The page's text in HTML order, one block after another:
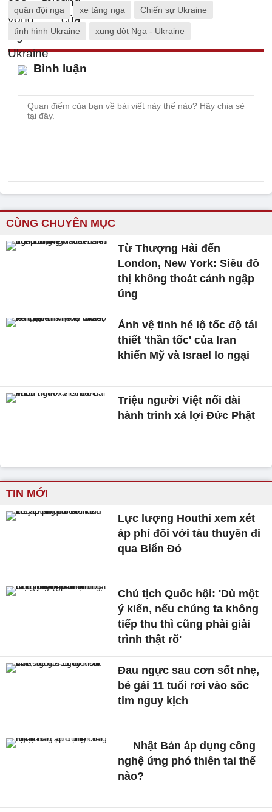
quân đội nga xe tăng nga Chiến sự Ukraine
tình hình Ukraine xung đột Nga - Ukraine
Bình luận
CÙNG CHUYÊN MỤC
Từ Thượng Hải đến
London, New York: Siêu đô
thị không thoát cảnh ngập
úng
Ảnh vệ tinh hé lộ tốc độ tái
thiết 'thần tốc' của Iran
khiến Mỹ và Israel lo ngại
Triệu người Việt nối dài
hành trình xá lợi Đức Phật
TIN MỚI
Lực lượng Houthi xem xét
áp phí đối với tàu thuyền đi
qua Biển Đỏ
Chủ tịch Quốc hội: 'Dù một
ý kiến, nếu chúng ta không
tiếp thu thì cũng phải giải
trình thật rõ'
Đau ngực sau cơn sốt nhẹ,
bé gái 11 tuổi rơi vào sốc
tim nguy kịch
Nhật Bản áp dụng công
nghệ ứng phó thiên tai thế
nào?